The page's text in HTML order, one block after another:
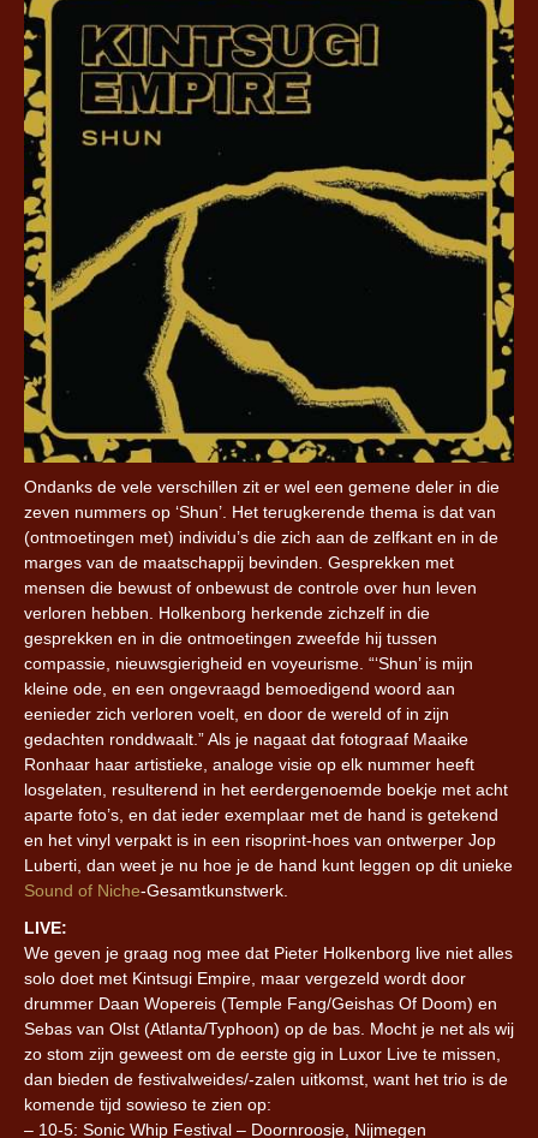
Ondanks de vele verschillen zit er wel een gemene deler in die
zeven nummers op ‘Shun’. Het terugkerende thema is dat van
(ontmoetingen met) individu’s die zich aan de zelfkant en in de
marges van de maatschappij bevinden. Gesprekken met
mensen die bewust of onbewust de controle over hun leven
verloren hebben. Holkenborg herkende zichzelf in die
gesprekken en in die ontmoetingen zweefde hij tussen
compassie, nieuwsgierigheid en voyeurisme. “‘Shun’ is mijn
kleine ode, en een ongevraagd bemoedigend woord aan
eenieder zich verloren voelt, en door de wereld of in zijn
gedachten ronddwaalt.” Als je nagaat dat fotograaf Maaike
Ronhaar haar artistieke, analoge visie op elk nummer heeft
losgelaten, resulterend in het eerdergenoemde boekje met acht
aparte foto’s, en dat ieder exemplaar met de hand is getekend
en het vinyl verpakt is in een risoprint-hoes van ontwerper Jop
Luberti, dan weet je nu hoe je de hand kunt leggen op dit unieke
Sound of Niche-Gesamtkunstwerk.
LIVE:
We geven je graag nog mee dat Pieter Holkenborg live niet alles
solo doet met Kintsugi Empire, maar vergezeld wordt door
drummer Daan Wopereis (Temple Fang/Geishas Of Doom) en
Sebas van Olst (Atlanta/Typhoon) op de bas. Mocht je net als wij
zo stom zijn geweest om de eerste gig in Luxor Live te missen,
dan bieden de festivalweides/-zalen uitkomst, want het trio is de
komende tijd sowieso te zien op:
– 10-5: Sonic Whip Festival – Doornroosje, Nijmegen